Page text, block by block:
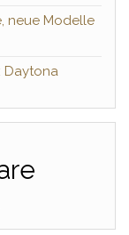
neue Modelle
Daytona